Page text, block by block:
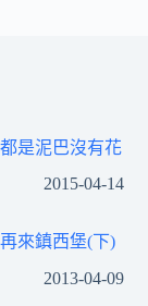
都是泥巴沒有花
2015-04-14
再來鎮西堡(下)
2013-04-09